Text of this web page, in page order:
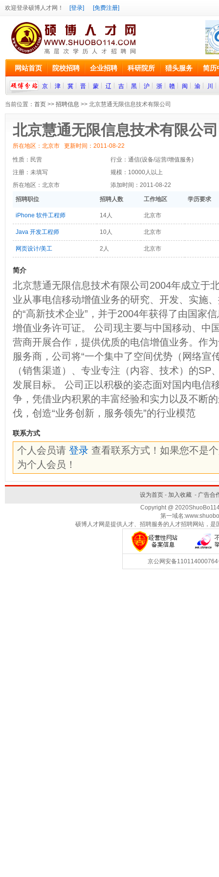
欢迎登录硕博人才网！ [登录] [免费注册]
网站首页 院校招聘 企业招聘 科研院所 猎头服务 简历
京 津 冀 晋 蒙 辽 吉 黑 沪 浙 赣 闽 渝 川
当前位置： 首页 >> 招聘信息 >> 北京慧通无限信息技术有限公司
北京慧通无限信息技术有限公司
所在地区：北京市 更新时间：2011-08-22
性质：民营
行业：通信(设备/运营/增值服务)
注册：未填写
规模：10000人以上
所在地区：北京市
添加时间：2011-08-22
招聘职位 招聘人数 工作地区 学历要求
iPhone 软件工程师 14人 北京市
Java 开发工程师 10人 北京市
网页设计/美工 2人 北京市
简介
北京慧通无限信息技术有限公司2004年成立于
业从事电信移动增值业务的研究、开发、实施
的“高新技术企业”，并于2004年获得了由国家
增值业务许可证。 公司现主要与中国移动、中
营商开展合作，提供优质的电信增值业务。作
服务商，公司将“一个集中了空间优势（网络宣
（销售渠道）、专业专注（内容、技术）的SP
发展目标。 公司正以积极的姿态面对国内电信
争，凭借业内积累的丰富经验和实力以及不断
伐，创造“业务创新，服务领先”的行业模范
联系方式
个人会员请 登录 查看联系方式！如果您不是
为个人会员！
设为首页- 加入收藏- 广告合
Copyright @
第一域名
硕博人才网是提供人才、招聘服务的人才招聘网站，
京公网安备